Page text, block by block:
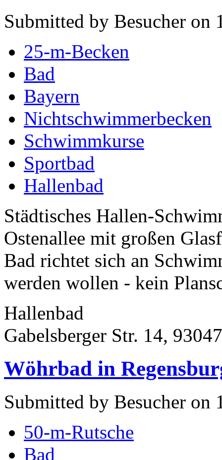
Submitted by Besucher on
25-m-Becken
Bad
Bayern
Nichtschwimmerbecken
Schwimmkurse
Sportbad
Hallenbad
Städtisches Hallen-
Ostenallee mit großen
Bad richtet sich an
werden wollen - kein
Hallenbad
Gabelsberger Str. 14,
Wöhrbad in
Submitted by Besucher on
50-m-Rutsche
Bad